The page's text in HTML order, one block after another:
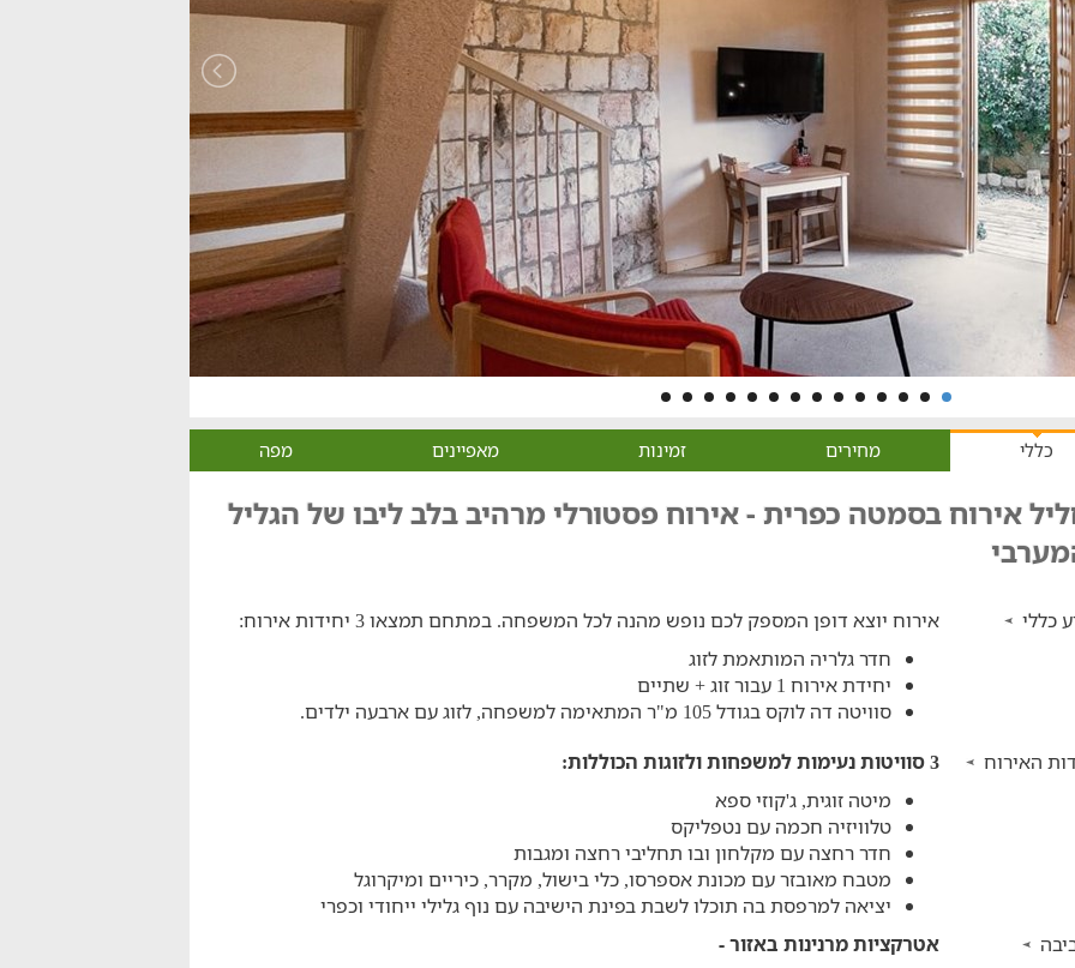
כללי מחירים זמינות מאפיינים מפה
אירוח בסמטה כפרית - אירוח פסטורלי מרהיב בלב ליבו של הגליל
כללי
אירוח יוצא דופן המספק לכם נופש מהנה לכל המשפחה. במתחם תמצאו 3 יחידות אירוח:
חדר גלריה המותאמת לזוג
יחידת אירוח 1 עבור זוג + שתיים
סוויטה דה לוקס בגודל 105 מ"ר המתאימה למשפחה, לזוג עם ארבעה ילדים.
האירוח
3 סוויטות נעימות למשפחות ולזוגות הכוללות:
מיטה זוגית, ג'קוזי ספא
טלוויזיה חכמה עם נטפליקס
חדר רחצה עם מקלחון ובו תחליבי רחצה ומגבות
מטבח מאובזר עם מכונת אספרסו, כלי בישול, מקרר, כיריים ומיקרוגל
יציאה למרפסת בה תוכלו לשבת בפינת הישיבה עם נוף גלילי ייחודי וכפרי
אטרקציות מרנינות באזור -